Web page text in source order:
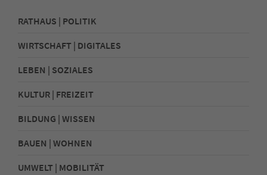
RATHAUS | POLITIK
WIRTSCHAFT | DIGITALES
LEBEN | SOZIALES
KULTUR | FREIZEIT
BILDUNG | WISSEN
BAUEN | WOHNEN
UMWELT | MOBILITÄT